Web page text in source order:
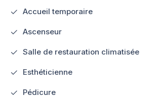
Accueil temporaire
Ascenseur
Salle de restauration climatisée
Esthéticienne
Pédicure